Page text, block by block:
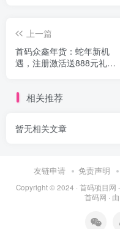
上一篇
首码众鑫年货：蛇年新机
遇，注册激活送888元礼
相关推荐
暂无相关文章
友链申请 免责声明
Copyright © 2024 · 首码项目网
首码网 · 由